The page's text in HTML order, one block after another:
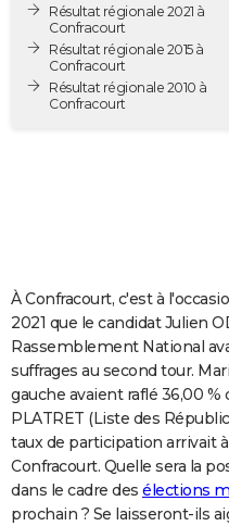
Destinations
City break
Voyage nature
Voyage de noces
Forum
PHOTO
GUIDES D'ACHAT
BONS PLANS
COPAINS D'AVANT
S'inscrire
Se connecter
Lycées
Collèges
Primaires
Universités
Entreprises
Service militaire
Avis de recherche
AVIS DE DÉCÈS
FORUM
Bricolage
Lifestyle
Culture
Sport
Auto
Television
Voyage
Cinema
Résultat régionale 2021 à
Confracourt
Résultat régionale 2015 à
Confracourt
Résultat régionale 2010 à
Confracourt
À Confracourt, c'est à
2021 que le candidat Julien
Rassemblement National
suffrages au second tour.
gauche avaient raflé 36,00 %
PLATRET (Liste des
taux de participation arrivait
Confracourt. Quelle sera la
dans le cadre des élections
prochain ? Se laisseront-ils